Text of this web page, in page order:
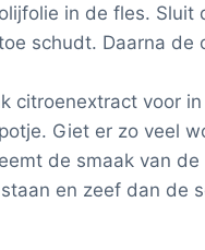
in de fles.
schudt. Daarna de
citroenextract voor
Giet er zo veel
de smaak van
en zeef dan de